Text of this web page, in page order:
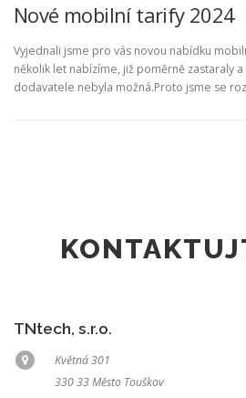
Nové mobilní tarify 2024
Vyjednali jsme pro vás novou nabídku
několik let nabízíme, již poměrně zastaraly
dodavatele nebyla možná.Proto jsme se
TNtech, s.r.o.
Květná 301
330 33 Město Touškov